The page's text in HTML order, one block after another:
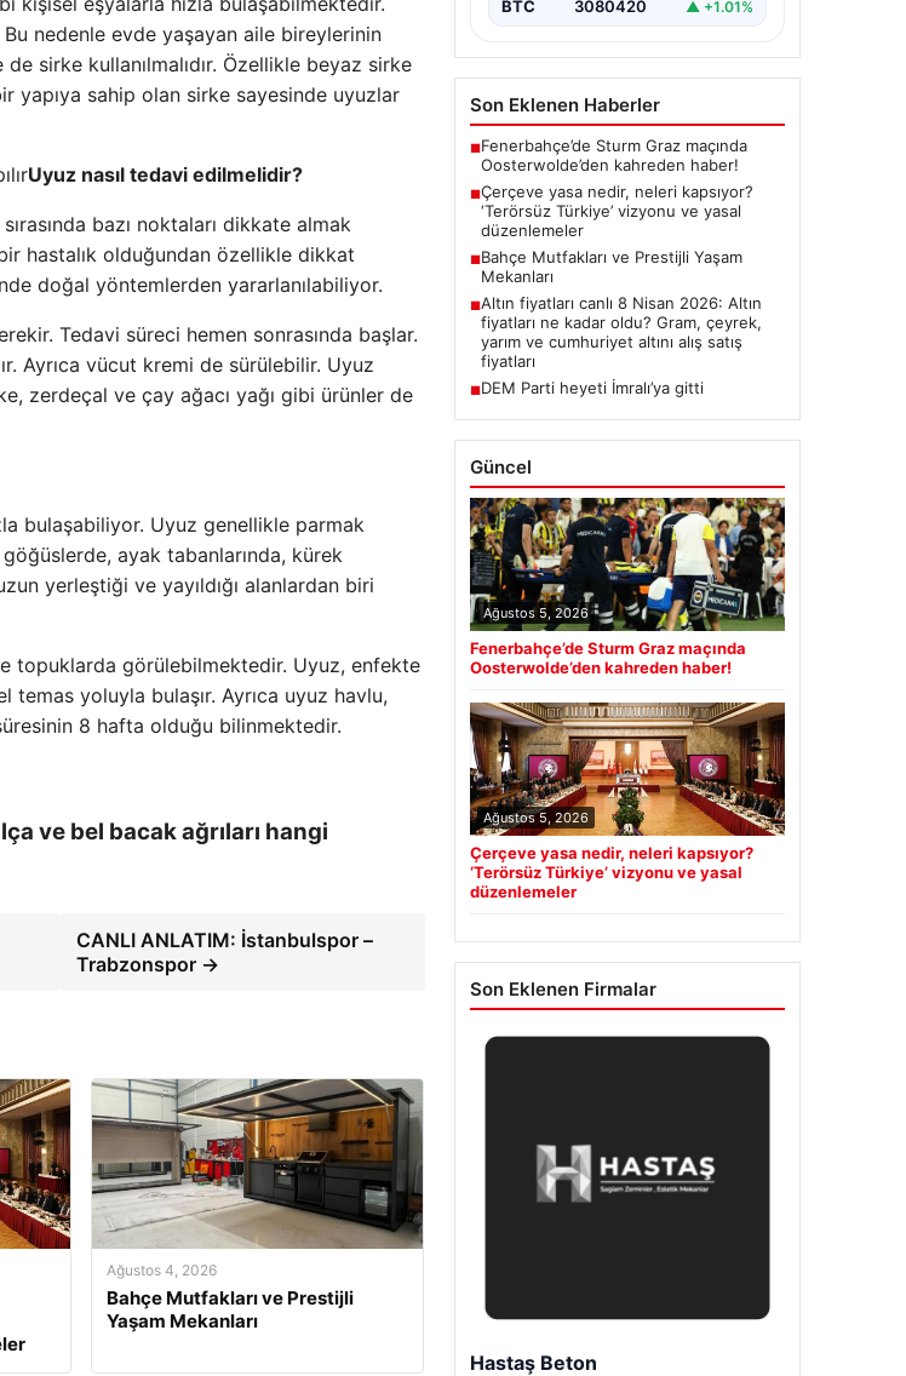
nedenle evde yaşayan aile bireylerinin
sirke kullanılmalıdır. Özellikle beyaz sirke
yapıya sahip olan sirke sayesinde uyuzlar
Uyuz nasıl tedavi edilmelidir?
bazı noktaları dikkate almak
hastalık olduğundan özellikle dikkat
doğal yöntemlerden yararlanılabiliyor.
Tedavi süreci hemen sonrasında başlar.
Ayrıca vücut kremi de sürülebilir. Uyuz
zerdeçal ve çay ağacı yağı gibi ürünler de
bulaşabiliyor. Uyuz genellikle parmak
ayak tabanlarında, kürek
yerleştiği ve yayıldığı alanlardan biri
topuklarda görülebilmektedir. Uyuz, enfekte
yoluyla bulaşır. Ayrıca uyuz havlu,
8 hafta olduğu bilinmektedir.
ve bel bacak ağrıları hangi
CANLI ANLATIM: İstanbulspor –
Trabzonspor →
Ağustos 4, 2026
Bahçe Mutfakları ve Prestijli
Yaşam Mekanları
BTC 3080420 ▲ +1.01%
Son Eklenen Haberler
■Fenerbahçe’de Sturm Graz maçında
Oosterwolde’den kahreden haber!
■Çerçeve yasa nedir, neleri kapsıyor?
‘Terörsüz Türkiye’ vizyonu ve yasal
düzenlemeler
■Bahçe Mutfakları ve Prestijli Yaşam
Mekanları
■Altın fiyatları canlı 8 Nisan 2026: Altın
fiyatları ne kadar oldu? Gram, çeyrek,
yarım ve cumhuriyet altını alış satış
fiyatları
■DEM Parti heyeti İmralı’ya gitti
Güncel
Ağustos 5, 2026
Fenerbahçe’de Sturm Graz maçında
Oosterwolde’den kahreden haber!
Ağustos 5, 2026
Çerçeve yasa nedir, neleri kapsıyor?
‘Terörsüz Türkiye’ vizyonu ve yasal
düzenlemeler
Son Eklenen Firmalar
Prenses Night Club